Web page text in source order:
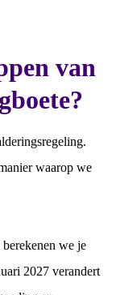
van
waarop we
we je
2027 verandert